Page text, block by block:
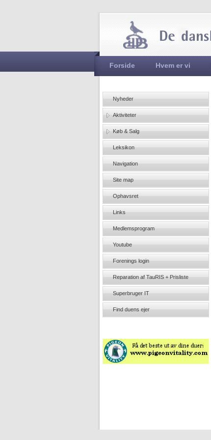
Hovedmenu
Forside Hvem er vi
Nyheder
Aktiviteter
Køb & Salg
Leksikon
Navigation
Site map
Ophavsret
Links
Medlemsprogram
Youtube
Forenings login
Reparation af TauRIS + Prisliste
Superbruger IT
Find duens ejer